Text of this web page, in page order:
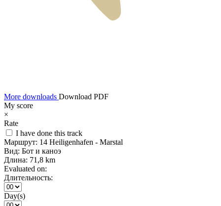
More downloads Download PDF
My score
×
Rate
I have done this track
Маршрут: 14 Heiligenhafen - Marstal
Вид: Бот и каноэ
Длина: 71,8 km
Evaluated on:
Длительность:
Day(s)